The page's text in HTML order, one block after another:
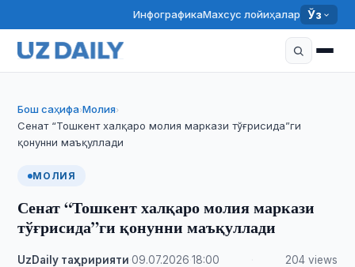
ИнфографикаМахсус лойиҳалар Ўз
Бош саҳифа›Молия›
Сенат “Тошкент халқаро молия маркази тўғрисида”ги
қонунни маъқуллади
МОЛИЯ
Сенат “Тошкент халқаро молия маркази
тўғрисида”ги қонунни маъқуллади
UzDaily таҳририяти ·09.07.2026 ·18:00 204 views